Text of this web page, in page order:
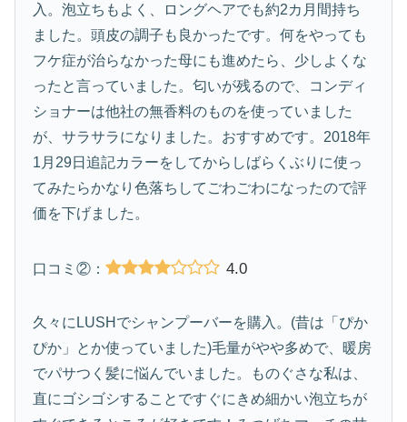
入。泡立ちもよく、ロングヘアでも約2カ月間持ち
ました。頭皮の調子も良かったです。何をやっても
フケ症が治らなかった母にも進めたら、少しよくな
ったと言っていました。匂いが残るので、コンディ
ショナーは他社の無香料のものを使っていました
が、サラサラになりました。おすすめです。2018年
1月29日追記カラーをしてからしばらくぶりに使っ
てみたらかなり色落ちしてごわごわになったので評
価を下げました。
口コミ②： 4.0
久々にLUSHでシャンプーバーを購入。(昔は「ぴか
ぴか」とか使っていました)毛量がやや多めで、暖房
でパサつく髪に悩んでいました。ものぐさな私は、
直にゴシゴシすることですぐにきめ細かい泡立ちが